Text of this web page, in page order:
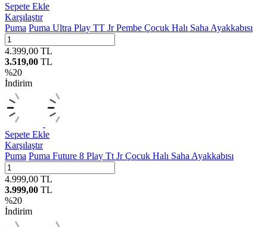
Sepete Ekle
Karşılaştır
Puma Puma Ultra Play TT Jr Pembe Çocuk Halı Saha Ayakkabısı
4.399,00 TL
3.519,00 TL
%20
İndirim
Sepete Ekle
Karşılaştır
Puma Puma Future 8 Play Tt Jr Çocuk Halı Saha Ayakkabısı
4.999,00 TL
3.999,00 TL
%20
İndirim